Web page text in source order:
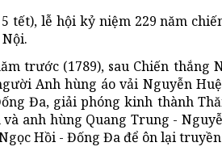
tết), lễ hội kỷ niệm 229 năm
trước (1789), sau Chiến thắng
Anh hùng áo vải Nguyễn
Đa, giải phóng kinh thành
và anh hùng Quang Trung -
Hồi - Đống Đa để ôn lại